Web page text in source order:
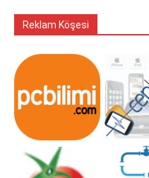
Reklam Köşesi